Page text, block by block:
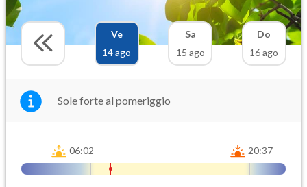
Ve
14 ago
Sa
15 ago
Do
16 ago
Sole forte al pomeriggio
06:02 20:37